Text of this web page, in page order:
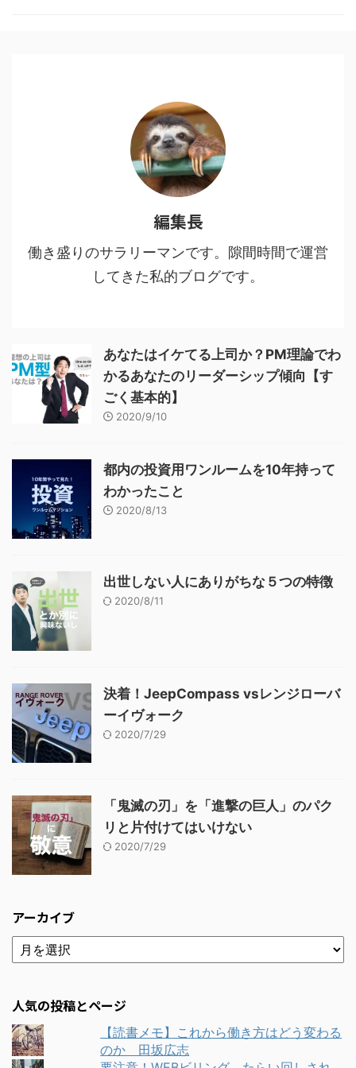
鬼である人間を切りながらも尊重
し、その先をあり方を強烈に訴え
編集長
働き盛りのサラリーマンです。隙間時間で運営
してきた私的ブログです。
あなたはイケてる上司か？PM理論でわ
かるあなたのリーダーシップ傾向【す
ごく基本的】
2020/9/10
都内の投資用ワンルームを10年持って
わかったこと
2020/8/13
出世しない人にありがちな５つの特徴
2020/8/11
決着！JeepCompass vsレンジローバ
ーイヴォーク
2020/7/29
「鬼滅の刃」を「進撃の巨人」のパク
リと片付けてはいけない
2020/7/29
アーカイブ
人気の投稿とページ
【読書メモ】これから働き方はどう変わる
のか 田坂広志